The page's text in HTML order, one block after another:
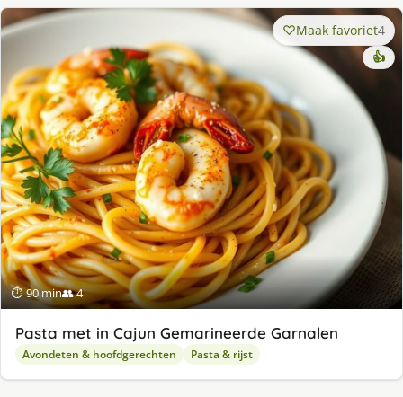
⏱ 90 min👥 4
Maak favoriet4
👍
Pasta met in Cajun Gemarineerde Garnalen
Avondeten & hoofdgerechten Pasta & rijst